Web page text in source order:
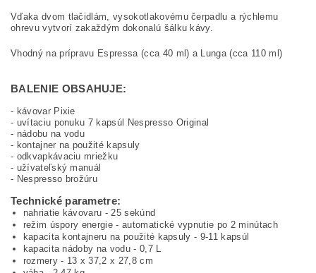
Vďaka dvom tlačidlám, vysokotlakovému čerpadlu a rýchlemu
ohrevu vytvorí zakaždým dokonalú šálku kávy.
Vhodný na prípravu Espressa (cca 40 ml) a Lunga (cca 110 ml)
BALENIE OBSAHUJE:
- kávovar Pixie
- uvítaciu ponuku 7 kapsúl Nespresso Original
- nádobu na vodu
- kontajner na použité kapsuly
- odkvapkávaciu mriežku
- užívateľský manuál
- Nespresso brožúru
Technické parametre:
nahriatie kávovaru - 25 sekúnd
režim úspory energie - automatické vypnutie po 2 minútach
kapacita kontajneru na použité kapsuly - 9-11 kapsúl
kapacita nádoby na vodu - 0,7 L
rozmery - 13 x 37,2 x 27,8 cm